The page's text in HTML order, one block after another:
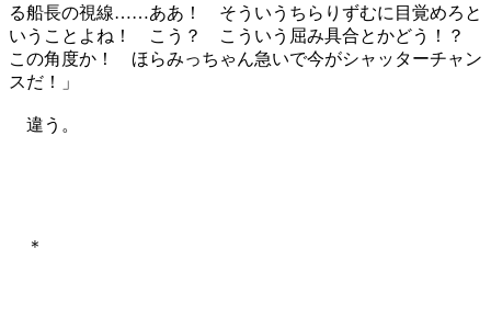
る船長の視線……ああ！ そういうちらりずむに目覚めろと
いうことよね！ こう？ こういう屈み具合とかどう！？
この角度か！ ほらみっちゃん急いで今がシャッターチャン
スだ！」
違う。
＊